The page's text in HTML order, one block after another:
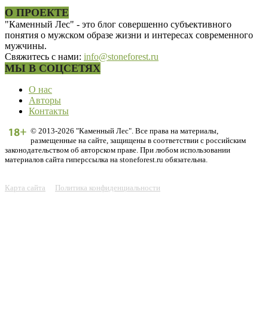
О ПРОЕКТЕ
"Каменный Лес" - это блог совершенно субъективного
понятия о мужском образе жизни и интересах современного
мужчины.
Свяжитесь с нами: info@stoneforest.ru
МЫ В СОЦСЕТЯХ
О нас
Авторы
Контакты
© 2013-2026 "Каменный Лес". Все права на материалы,
размещенные на сайте, защищены в соответствии с российским
законодательством об авторском праве. При любом использовании
материалов сайта гиперссылка на stoneforest.ru обязательна.
Карта сайта Политика конфиденциальности